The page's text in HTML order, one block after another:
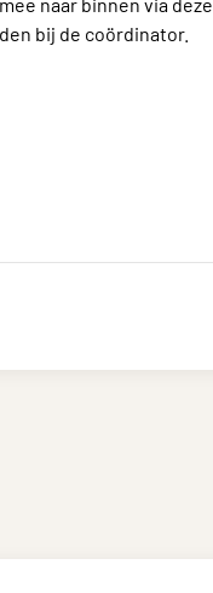
bij de coördinator.